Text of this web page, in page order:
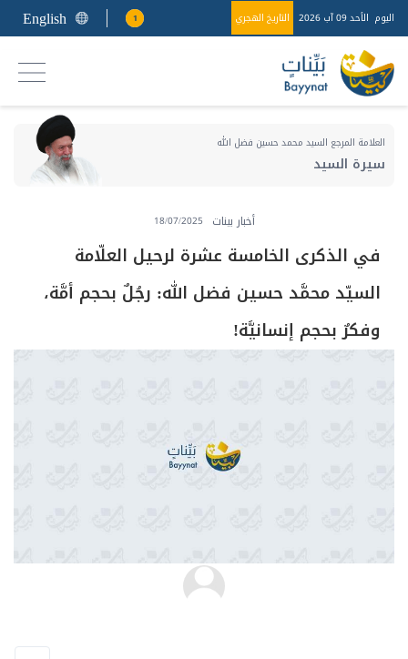
اليوم الأحد 09 آب 2026 التاريخ الهجري 1
English
العلامة المرجع السيد محمد حسين فضل الله
سيرة السيد
أخبار بينات 18/07/2025
في الذكرى الخامسة عشرة لرحيل العلّامة
السيّد محمَّد حسين فضل الله: رجُلٌ بحجم أمَّة،
وفكرٌ بحجم إنسانيَّة!